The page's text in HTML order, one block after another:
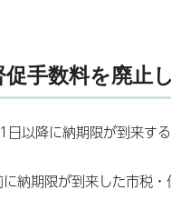
手数料を廃止
以降に納期限が到来す
納期限が到来した市税